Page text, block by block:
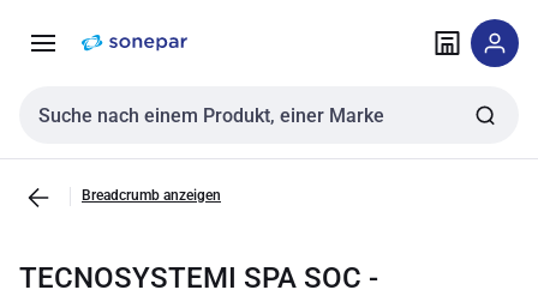
NavigationInhalt
Sucheingabe
Breadcrumb anzeigen
TECNOSYSTEMI SPA SOC -